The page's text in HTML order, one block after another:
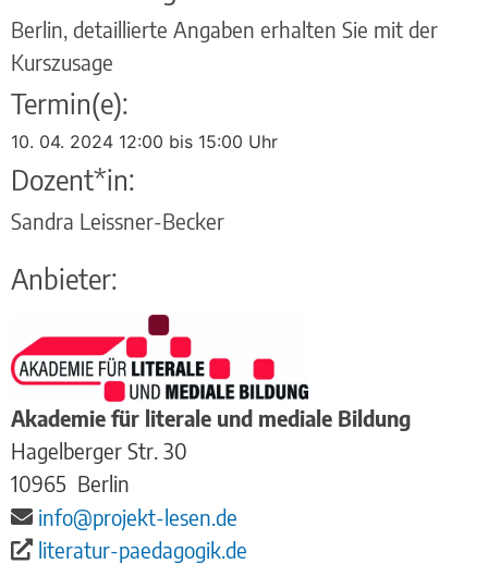
Berlin, detaillierte Angaben erhalten Sie mit der
Kurszusage
Termin(e):
10. 04. 2024 12:00 bis 15:00 Uhr
Dozent*in:
Sandra Leissner-Becker
Anbieter:
Akademie für literale und mediale Bildung
Hagelberger Str. 30
10965 Berlin
info@projekt-lesen.de
literatur-paedagogik.de